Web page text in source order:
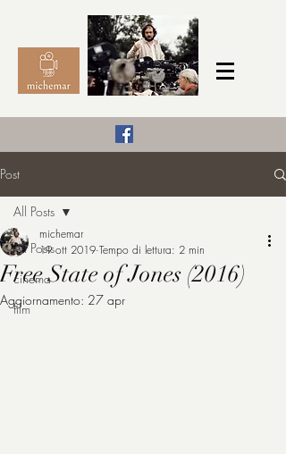
michemar
Post
All Posts
cinema
film
All Posts
Free State of Jones (2016)
michemar
19 ott 2019 Tempo di lettura: 2 min
Aggiornamento: 27 apr